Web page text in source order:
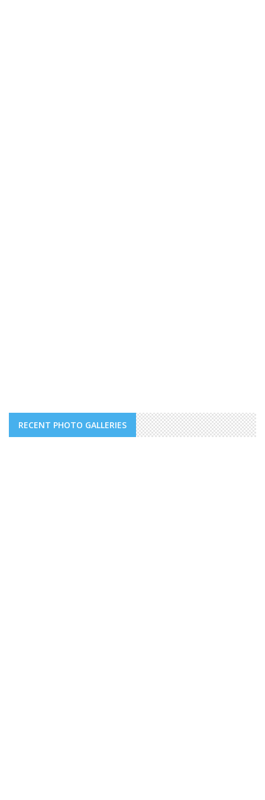
RECENT PHOTO GALLERIES